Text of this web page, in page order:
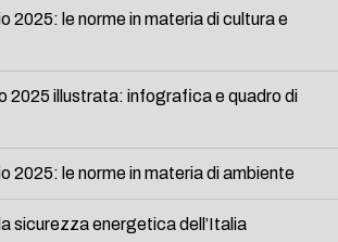
2025: le norme in materia di cultura e
2025 illustrata: infografica e quadro di
2025: le norme in materia di ambiente
sicurezza energetica dell’Italia